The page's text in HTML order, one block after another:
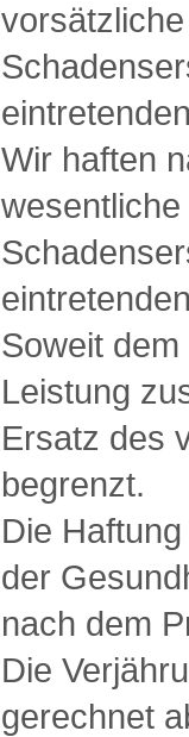
Wir haften
Soweit
Leistung
Ersatz des
begrenzt.
Die
der
nach dem
Die
gerechnet